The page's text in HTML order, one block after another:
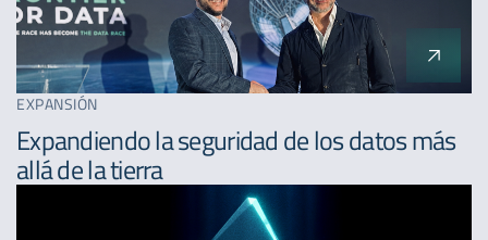
EXPANSIÓN
Expandiendo la seguridad de los datos más
allá de la tierra